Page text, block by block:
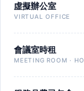
虛擬辦公室
VIRTUAL OFFICE
會議室時租
MEETING ROOM ·